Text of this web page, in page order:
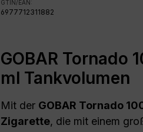
GTIN/EAN:
6977712311882
GOBAR Tornado
ml Tankvolumen
Mit der GOBAR Tornado
Zigarette, die mit einem